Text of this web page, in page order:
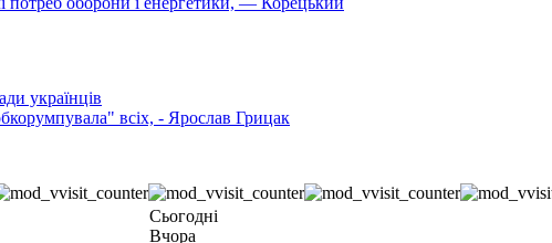
українців
всіх, - Ярослав Грицак
Сьогодні
Вчора